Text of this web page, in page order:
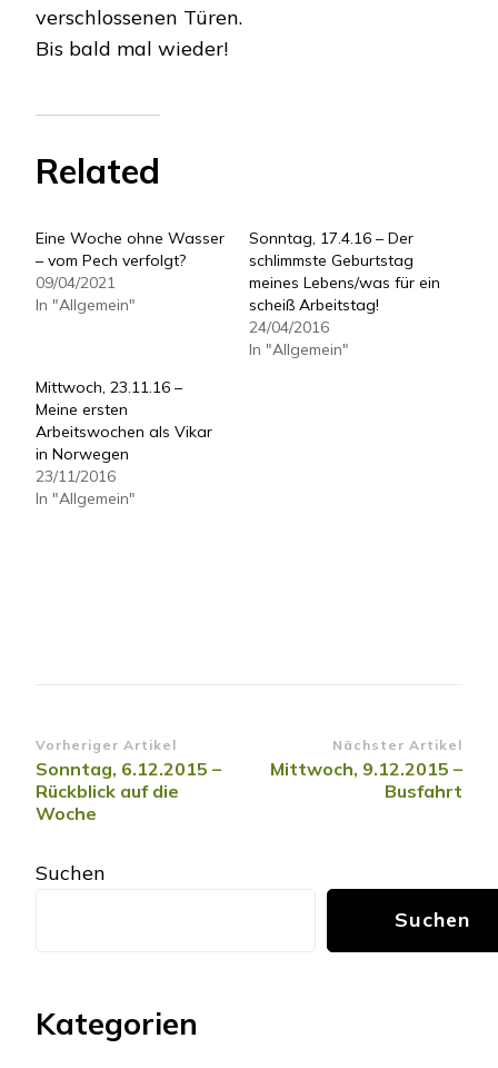
verschlossenen Türen.
Bis bald mal wieder!
Related
Eine Woche ohne Wasser
– vom Pech verfolgt?
09/04/2021
In "Allgemein"
Sonntag, 17.4.16 – Der
schlimmste Geburtstag
meines Lebens/was für ein
scheiß Arbeitstag!
24/04/2016
In "Allgemein"
Mittwoch, 23.11.16 –
Meine ersten
Arbeitswochen als Vikar
in Norwegen
23/11/2016
In "Allgemein"
Beitragsnavigation
Vorheriger Artikel
Sonntag, 6.12.2015 –
Rückblick auf die
Woche
Nächster Artikel
Mittwoch, 9.12.2015 –
Busfahrt
Suchen
Suchen
Kategorien